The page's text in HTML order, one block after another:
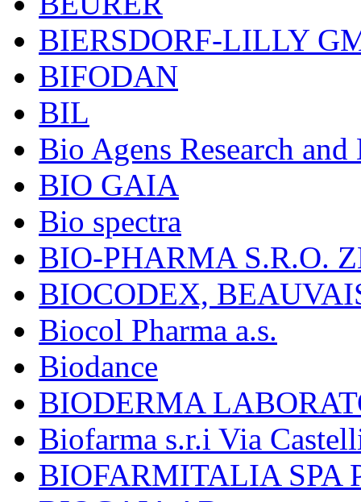
BIERSDORF-LILLY
BIFODAN
BIL
Bio Agens Research
BIO GAIA
Bio spectra
BIO-PHARMA S.R.O.
BIOCODEX,
Biocol Pharma a.s.
Biodance
BIODERMA
Biofarma s.r.i Via
BIOFARMITALIA SPA